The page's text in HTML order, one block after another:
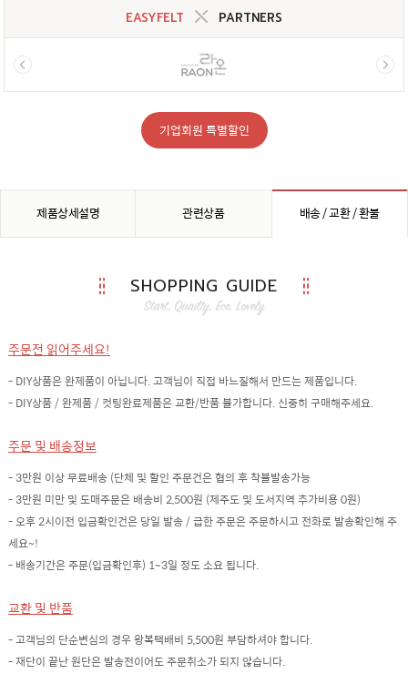
EASYFELT PARTNERS
기업회원 특별할인
제품상세설명 관련상품 배송 / 교환 / 환불
SHOPPING GUIDE
주문전 읽어주세요!
- DIY상품은 완제품이 아닙니다. 고객님이 직접 바느질해서 만드는 제품입니다.
- DIY상품 / 완제품 / 컷팅완료제품은 교환/반품 불가합니다. 신중히 구매해주세요.
주문 및 배송정보
- 3만원 이상 무료배송 (단체 및 할인 주문건은 협의 후 착불발송가능
- 3만원 미만 및 도매주문은 배송비 2,500원 (제주도 및 도서지역 추가비용 0원)
- 오후 2시이전 입금확인건은 당일 발송 / 급한 주문은 주문하시고 전화로 발송확인해 주
세요~!
- 배송기간은 주문(입금확인후) 1~3일 정도 소요 됩니다.
교환 및 반품
- 고객님의 단순변심의 경우 왕복택배비 5,500원 부담하셔야 합니다.
- 재단이 끝난 원단은 발송전이어도 주문취소가 되지 않습니다.